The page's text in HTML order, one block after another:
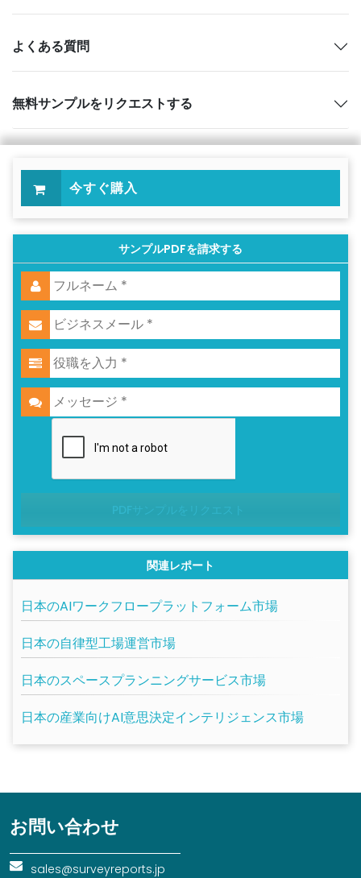
よくある質問
無料サンプルをリクエストする
今すぐ購入
サンプルPDFを請求する
PDFサンプルをリクエスト
関連レポート
日本のAIワークフロープラットフォーム市場
日本の自律型工場運営市場
日本のスペースプランニングサービス市場
日本の産業向けAI意思決定インテリジェンス市場
お問い合わせ
sales@surveyreports.jp